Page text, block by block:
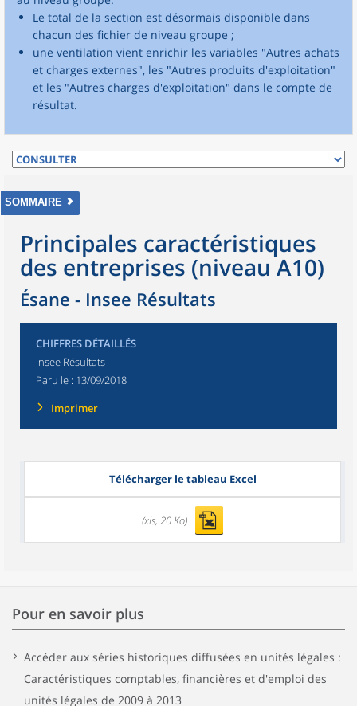
Le total de la section est désormais disponible dans
chacun des fichier de niveau groupe ;
une ventilation vient enrichir les variables "Autres achats
et charges externes", les "Autres produits d'exploitation"
et les "Autres charges d'exploitation" dans le compte de
résultat.
SOMMAIRE
Principales caractéristiques
des entreprises (niveau A10)
Ésane - Insee Résultats
CHIFFRES DÉTAILLÉS
Insee Résultats
Paru le : 13/09/2018
Imprimer
Télécharger le tableau Excel
(xls, 20 Ko)
Pour en savoir plus
Accéder aux séries historiques diffusées en unités légales :
Caractéristiques comptables, financières et d'emploi des
unités légales de 2009 à 2013